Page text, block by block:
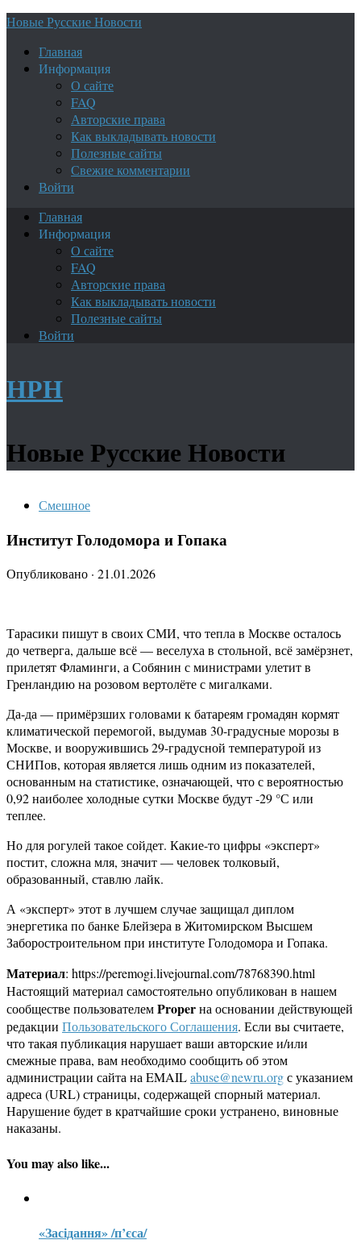
Новые Русские Новости
Главная
Информация
О сайте
FAQ
Авторские права
Как выкладывать новости
Полезные сайты
Свежие комментарии
Войти
Главная
Информация
О сайте
FAQ
Авторские права
Как выкладывать новости
Полезные сайты
Войти
НРН
Новые Русские Новости
Смешное
Институт Голодомора и Гопака
Опубликовано · 21.01.2026
Тарасики пишут в своих СМИ, что тепла в Москве осталось
до четверга, дальше всё — веселуха в стольной, всё замёрзнет,
прилетят Фламинги, а Собянин с министрами улетит в
Гренландию на розовом вертолёте с мигалками.
Да-да — примёрзших головами к батареям громадян кормят
климатической перемогой, выдумав 30-градусные морозы в
Москве, и вооружившись 29-градусной температурой из
СНИПов, которая является лишь одним из показателей,
основанным на статистике, означающей, что с вероятностью
0,92 наиболее холодные сутки Москве будут -29 °С или
теплее.
Но для рогулей такое сойдет. Какие-то цифры «эксперт»
постит, сложна мля, значит — человек толковый,
образованный, ставлю лайк.
А «эксперт» этот в лучшем случае защищал диплом
энергетика по банке Блейзера в Житомирском Высшем
Заборостроительном при институте Голодомора и Гопака.
Материал: https://peremogi.livejournal.com/78768390.html
Настоящий материал самостоятельно опубликован в нашем
сообществе пользователемProperна основании действующей
редакции Пользовательского Соглашения. Если вы считаете,
что такая публикация нарушает ваши авторские и/или
смежные права, вам необходимо сообщить об этом
администрации сайта на EMAILabuse@newru.orgс указанием
адреса (URL) страницы, содержащей спорный материал.
Нарушение будет в кратчайшие сроки устранено, виновные
наказаны.
You may also like...
«Засідання» /п’єса/